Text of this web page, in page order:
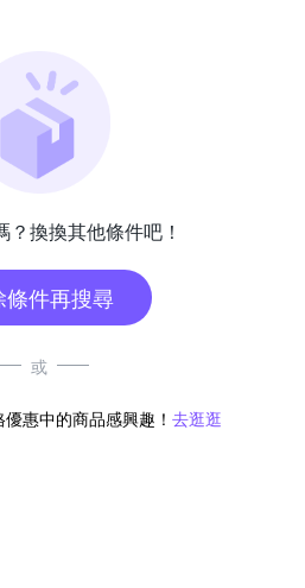
？換換其他條件吧！
條件再搜尋
或
惠中的商品感興趣！ 去逛逛